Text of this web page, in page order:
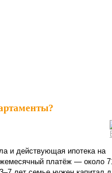
и действующая ипотека на
платёж — около